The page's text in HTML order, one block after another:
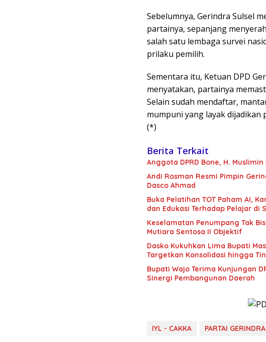
Sebelumnya, Gerindra Sulsel
partainya, sepanjang
salah satu lembaga survei
prilaku pemilih.
Sementara itu, Ketuan DPD
menyatakan, partainya
Selain sudah mendaftar,
mumpuni yang layak
(*)
Berita Terkait
Anggota DPRD Bone, H.
Andi Rosman Resmi Pimpin
Dasco Ahmad
Buka Pelatihan TOT Paham AI,
dan Edukasi Terhadap Pelajar di
Keselamatan Penumpang Tak
Mutiara Sentosa II Objektif
Dasko Kukuhkan Lima Bupati
Targetkan Konsolidasi hingga
Bupati Wajo Terima Kunjungan
Sinergi Pembangunan Daerah
IYL - CAKKA PARTAI GERINDRA